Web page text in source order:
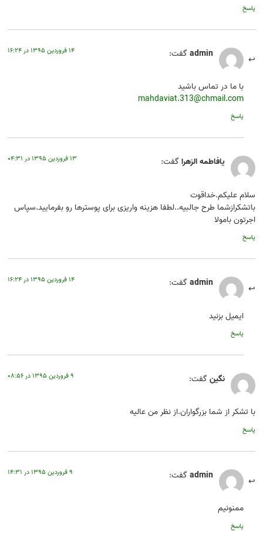
پاسخ
admin گفت: ۱۴ فروردین ۱۳۹۵ در ۱۶:۲۴
با ما در تماس باشید
mahdaviat.313@chmail.com
پاسخ
یافاطمه الزهرا گفت: ۱۳ فروردین ۱۳۹۵ در ۰۴:۳۱
سلام علیکم.خداقوت
باتشکرازشما طرح جالبیه..لطفا هزینه واریزی برای پوسترها رو بفرمایید.سپاس
اجرتون بامولا
پاسخ
admin گفت: ۱۴ فروردین ۱۳۹۵ در ۱۶:۲۴
ایمیل بزنید
پاسخ
نگین گفت: ۹ فروردین ۱۳۹۵ در ۰۸:۵۶
با تشکر از شما بزرگواران.از نظر من عالیه
پاسخ
admin گفت: ۹ فروردین ۱۳۹۵ در ۱۴:۳۱
ممنونیم
پاسخ